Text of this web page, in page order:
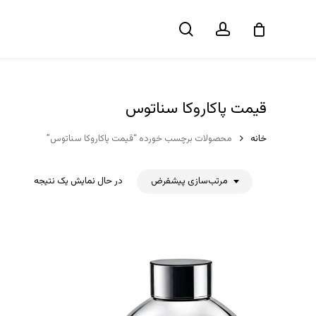
جستجوحساب
کاربری سبد خرید
قیمت پاکاروکا سناتوس
خانه محصولات برچسب خورده “قیمت پاکاروکا سناتوس”
در حال نمایش یک نتیجه مرتب‌سازی پیشفرض